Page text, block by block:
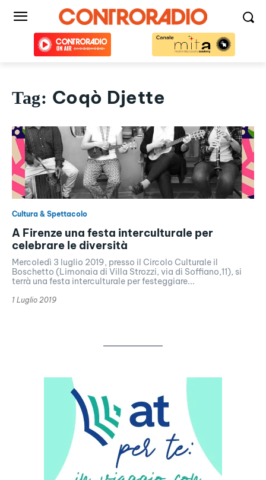
Tag: Coqò Djette
Cultura & Spettacolo
A Firenze una festa interculturale per
celebrare le diversità
Mercoledì 3 luglio 2019, presso il Circolo Culturale il
Boschetto (Limonaia di Villa Strozzi, via di Soffiano,11), si
terrà una festa interculturale per festeggiare...
1 Luglio 2019